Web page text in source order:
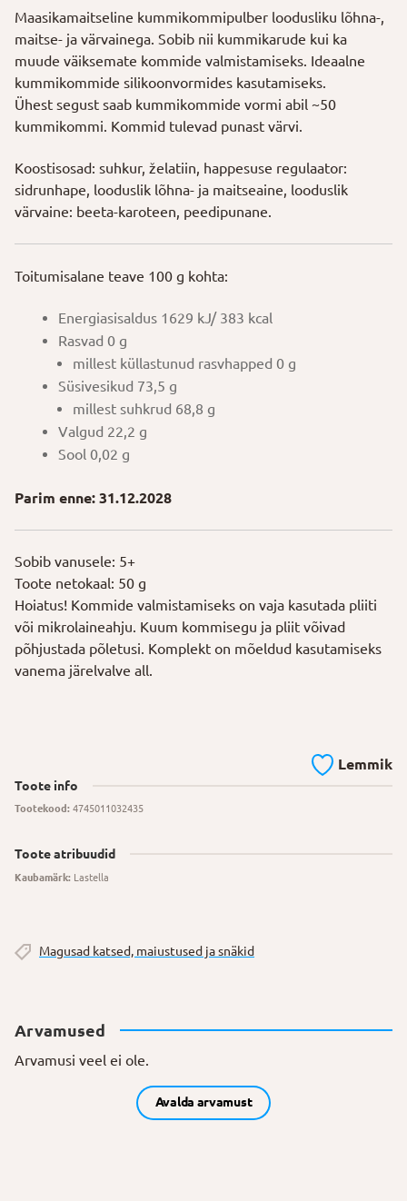
Maasikamaitseline kummikommipulber loodusliku lõhna-,
maitse- ja värvainega. Sobib nii kummikarude kui ka
muude väiksemate kommide valmistamiseks. Ideaalne
kummikommide silikoonvormides kasutamiseks.
Ühest segust saab kummikommide vormi abil ~50
kummikommi. Kommid tulevad punast värvi.
Koostisosad: suhkur, želatiin, happesuse regulaator:
sidrunhape, looduslik lõhna- ja maitseaine, looduslik
värvaine: beeta-karoteen, peedipunane.
Toitumisalane teave 100 g kohta:
Energiasisaldus 1629 kJ/ 383 kcal
Rasvad 0 g
millest küllastunud rasvhapped 0 g
Süsivesikud 73,5 g
millest suhkrud 68,8 g
Valgud 22,2 g
Sool 0,02 g
Parim enne: 31.12.2028
Sobib vanusele: 5+
Toote netokaal: 50 g
Hoiatus! Kommide valmistamiseks on vaja kasutada pliiti
või mikrolaineahju. Kuum kommisegu ja pliit võivad
põhjustada põletusi. Komplekt on mõeldud kasutamiseks
vanema järelvalve all.
Lemmik
Toote info
Tootekood: 4745011032435
Toote atribuudid
Kaubamärk: Lastella
Magusad katsed, maiustused ja snäkid
Arvamused
Arvamusi veel ei ole.
Avalda arvamust